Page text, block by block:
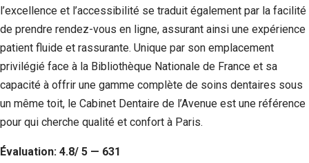
l’excellence et l’accessibilité se traduit également par la facilité
de prendre rendez-vous en ligne, assurant ainsi une expérience
patient fluide et rassurante. Unique par son emplacement
privilégié face à la Bibliothèque Nationale de France et sa
capacité à offrir une gamme complète de soins dentaires sous
un même toit, le Cabinet Dentaire de l’Avenue est une référence
pour qui cherche qualité et confort à Paris.
Évaluation: 4.8/ 5 — 631